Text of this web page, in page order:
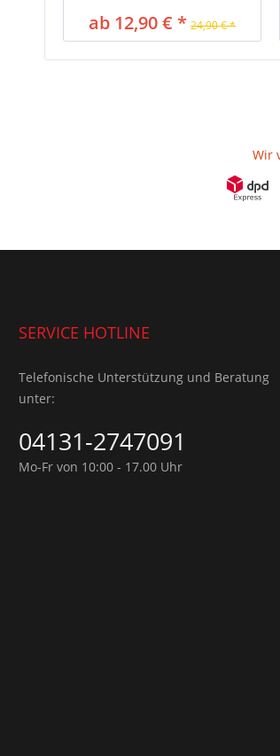
ab 12,90 € * 24,90 € *
Wir
SERVICE HOTLINE
Telefonische Unterstützung und Beratung
unter:
04131-2747091
Mo-Fr von 10:00 - 17.00 Uhr